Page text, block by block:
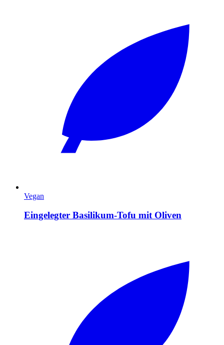
Vegan
Eingelegter Basilikum-Tofu mit Oliven